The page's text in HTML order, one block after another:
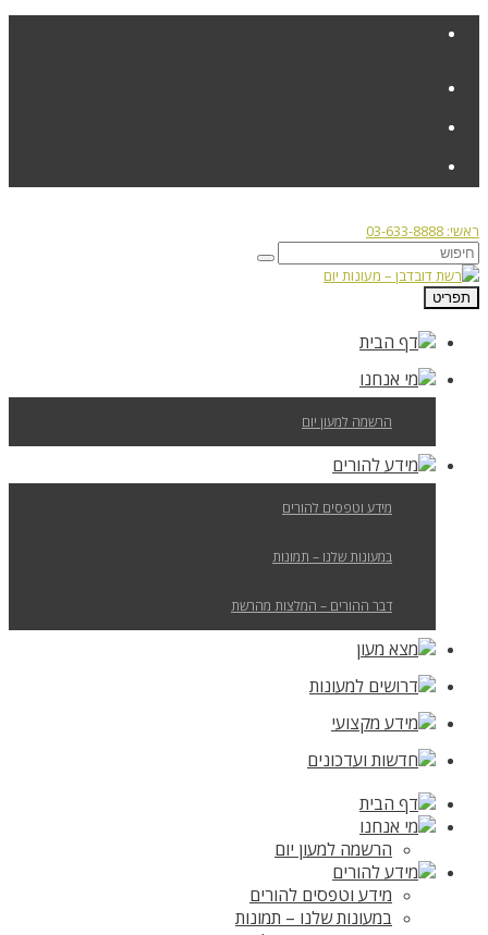
ראשי: 03-633-8888
תפריט
דף הבית
מי אנחנו
הרשמה למעון יום
מידע להורים
מידע וטפסים להורים
במעונות שלנו – תמונות
דבר ההורים – המלצות מהרשת
מצא מעון
דרושים למעונות
מידע מקצועי
חדשות ועדכונים
דף הבית
מי אנחנו
הרשמה למעון יום
מידע להורים
מידע וטפסים להורים
במעונות שלנו – תמונות